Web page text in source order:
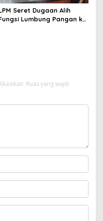
Seret Dugaan Alih
Lumbung Pangan ke
Ruas yang wajib